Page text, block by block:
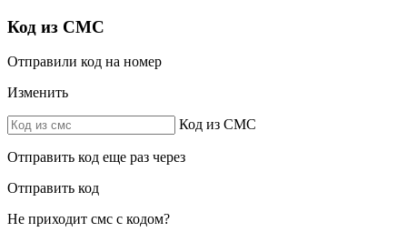
Код из СМС
Отправили код на номер
Изменить
Код из СМС
Отправить код еще раз через
Отправить код
Не приходит смс с кодом?